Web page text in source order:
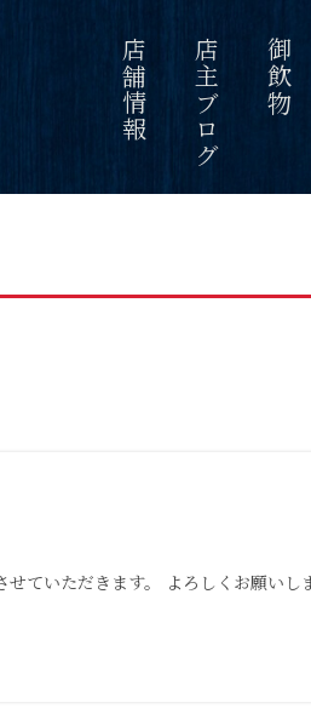
御飲物
店主ブログ
店舗情報
ていただきます。 よろしくお願いし